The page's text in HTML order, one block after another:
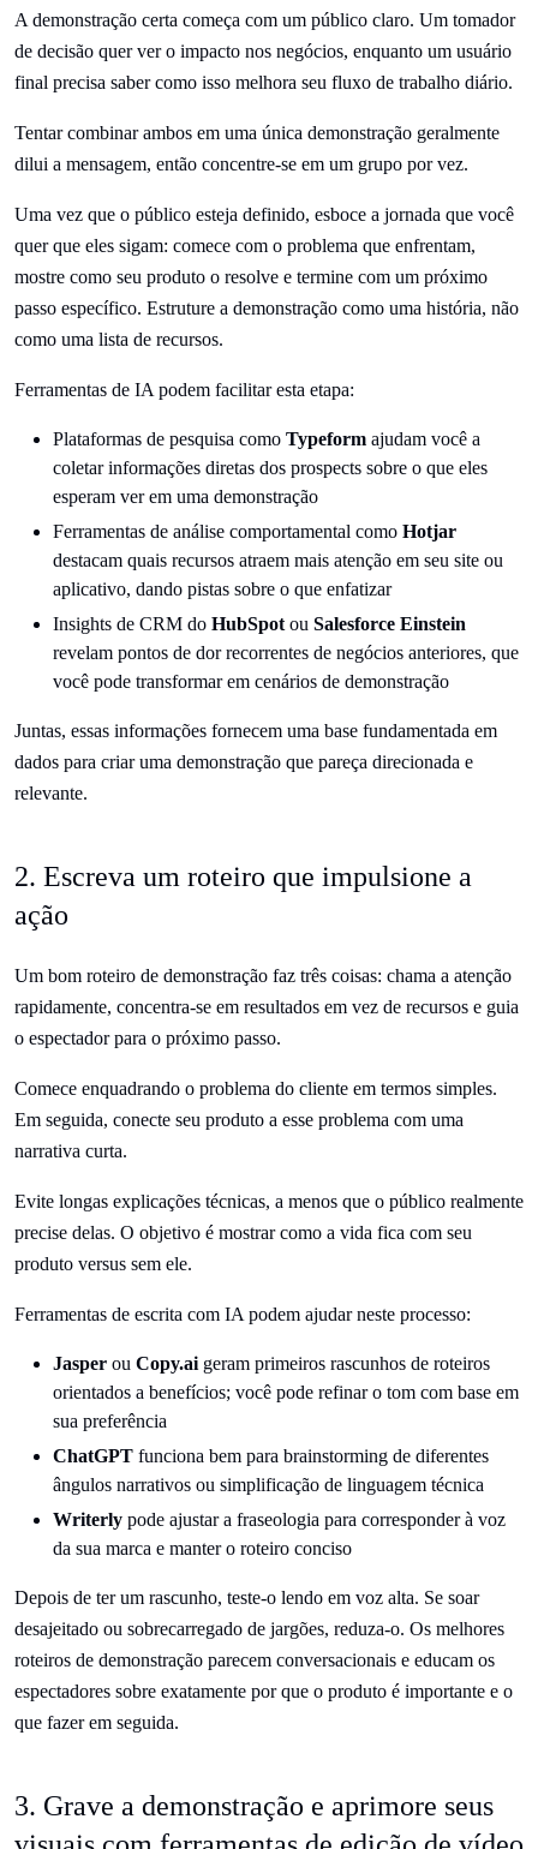
A demonstração certa começa com um público claro. Um tomador
de decisão quer ver o impacto nos negócios, enquanto um usuário
final precisa saber como isso melhora seu fluxo de trabalho diário.
Tentar combinar ambos em uma única demonstração geralmente
dilui a mensagem, então concentre-se em um grupo por vez.
Uma vez que o público esteja definido, esboce a jornada que você
quer que eles sigam: comece com o problema que enfrentam,
mostre como seu produto o resolve e termine com um próximo
passo específico. Estruture a demonstração como uma história, não
como uma lista de recursos.
Ferramentas de IA podem facilitar esta etapa:
Plataformas de pesquisa como Typeform ajudam você a
coletar informações diretas dos prospects sobre o que eles
esperam ver em uma demonstração
Ferramentas de análise comportamental como Hotjar
destacam quais recursos atraem mais atenção em seu site ou
aplicativo, dando pistas sobre o que enfatizar
Insights de CRM do HubSpot ou Salesforce Einstein
revelam pontos de dor recorrentes de negócios anteriores, que
você pode transformar em cenários de demonstração
Juntas, essas informações fornecem uma base fundamentada em
dados para criar uma demonstração que pareça direcionada e
relevante.
2. Escreva um roteiro que impulsione a
ação
Um bom roteiro de demonstração faz três coisas: chama a atenção
rapidamente, concentra-se em resultados em vez de recursos e guia
o espectador para o próximo passo.
Comece enquadrando o problema do cliente em termos simples.
Em seguida, conecte seu produto a esse problema com uma
narrativa curta.
Evite longas explicações técnicas, a menos que o público realmente
precise delas. O objetivo é mostrar como a vida fica com seu
produto versus sem ele.
Ferramentas de escrita com IA podem ajudar neste processo:
Jasper ou Copy.ai geram primeiros rascunhos de roteiros
orientados a benefícios; você pode refinar o tom com base em
sua preferência
ChatGPT funciona bem para brainstorming de diferentes
ângulos narrativos ou simplificação de linguagem técnica
Writerly pode ajustar a fraseologia para corresponder à voz
da sua marca e manter o roteiro conciso
Depois de ter um rascunho, teste-o lendo em voz alta. Se soar
desajeitado ou sobrecarregado de jargões, reduza-o. Os melhores
roteiros de demonstração parecem conversacionais e educam os
espectadores sobre exatamente por que o produto é importante e o
que fazer em seguida.
3. Grave a demonstração e aprimore seus